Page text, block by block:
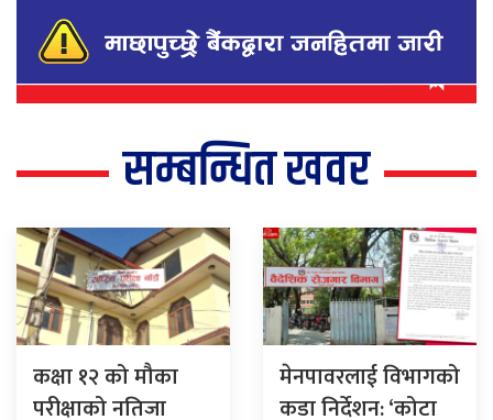
सम्बन्धित खवर
कक्षा १२ को मौका
परीक्षाको नतिजा
मेनपावरलाई विभागको
कडा निर्देशन: ‘कोटा